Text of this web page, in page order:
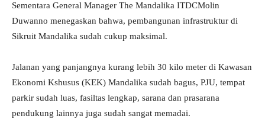
Sementara General Manager The Mandalika ITDCMolin
Duwanno menegaskan bahwa, pembangunan infrastruktur di
Sikruit Mandalika sudah cukup maksimal.
Jalanan yang panjangnya kurang lebih 30 kilo meter di Kawasan
Ekonomi Kshusus (KEK) Mandalika sudah bagus, PJU, tempat
parkir sudah luas, fasiltas lengkap, sarana dan prasarana
pendukung lainnya juga sudah sangat memadai.